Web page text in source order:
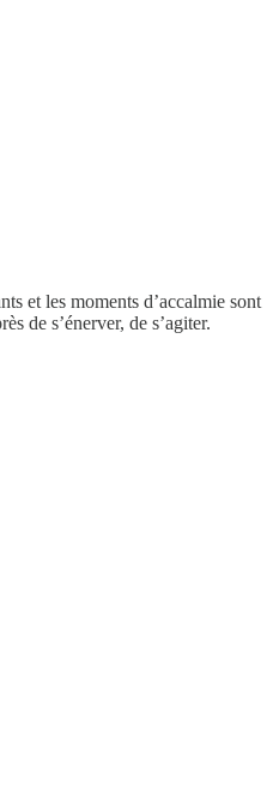
et les moments d’accalmie sont
de s’énerver, de s’agiter.